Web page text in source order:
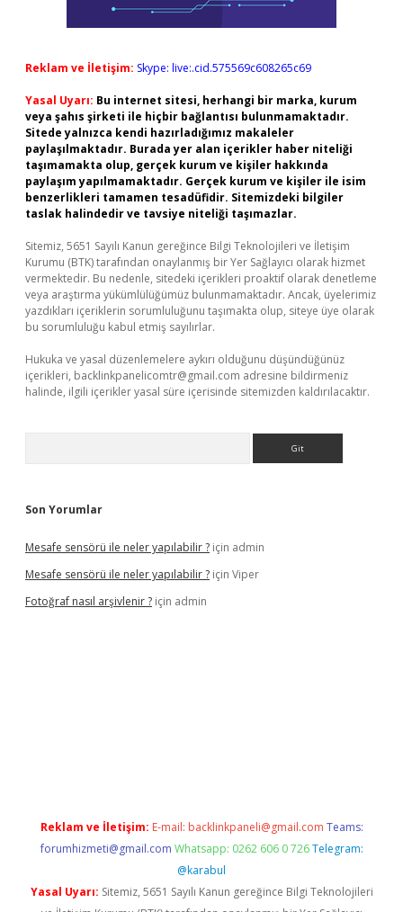
Reklam ve İletişim: Skype: live:.cid.575569c608265c69
Yasal Uyarı: Bu internet sitesi, herhangi bir marka, kurum
veya şahıs şirketi ile hiçbir bağlantısı bulunmamaktadır.
Sitede yalnızca kendi hazırladığımız makaleler
paylaşılmaktadır. Burada yer alan içerikler haber niteliği
taşımamakta olup, gerçek kurum ve kişiler hakkında
paylaşım yapılmamaktadır. Gerçek kurum ve kişiler ile isim
benzerlikleri tamamen tesadüfidir. Sitemizdeki bilgiler
taslak halindedir ve tavsiye niteliği taşımazlar.
Sitemiz, 5651 Sayılı Kanun gereğince Bilgi Teknolojileri ve İletişim
Kurumu (BTK) tarafından onaylanmış bir Yer Sağlayıcı olarak hizmet
vermektedir. Bu nedenle, sitedeki içerikleri proaktif olarak denetleme
veya araştırma yükümlülüğümüz bulunmamaktadır. Ancak, üyelerimiz
yazdıkları içeriklerin sorumluluğunu taşımakta olup, siteye üye olarak
bu sorumluluğu kabul etmiş sayılırlar.
Hukuka ve yasal düzenlemelere aykırı olduğunu düşündüğünüz
içerikleri, backlinkpanelicomtr@gmail.com adresine bildirmeniz
halinde, ilgili içerikler yasal süre içerisinde sitemizden kaldırılacaktır.
Son Yorumlar
Mesafe sensörü ile neler yapılabilir ? için admin
Mesafe sensörü ile neler yapılabilir ? için Viper
Fotoğraf nasıl arşivlenir ? için admin
Reklam ve İletişim: E-mail: backlinkpaneli@gmail.com Teams:
forumhizmeti@gmail.com Whatsapp: 0262 606 0 726 Telegram:
@karabul
Yasal Uyarı: Sitemiz, 5651 Sayılı Kanun gereğince Bilgi Teknolojileri